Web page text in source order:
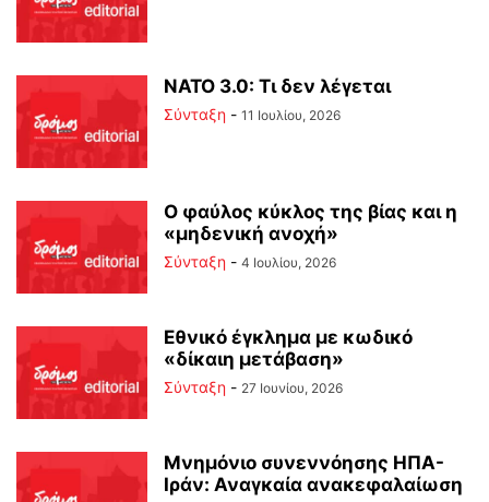
ΝΑΤΟ 3.0: Τι δεν λέγεται
Σύνταξη - 11 Ιουλίου, 2026
Ο φαύλος κύκλος της βίας και η
«μηδενική ανοχή»
Σύνταξη - 4 Ιουλίου, 2026
Εθνικό έγκλημα με κωδικό
«δίκαιη μετάβαση»
Σύνταξη - 27 Ιουνίου, 2026
Μνημόνιο συνεννόησης ΗΠΑ-
Ιράν: Αναγκαία ανακεφαλαίωση